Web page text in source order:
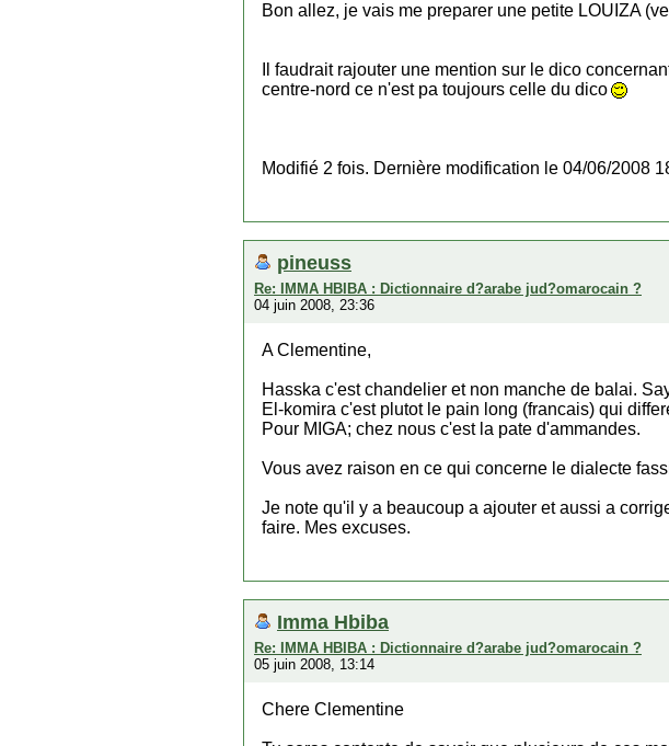
Bon allez, je vais me preparer une petite LOUIZA
Il faudrait rajouter une mention sur le dico
centre-nord ce n'est pa toujours celle du dico
Modifié 2 fois. Dernière modification le 04/06/2008
pineuss
Re: IMMA HBIBA : Dictionnaire d?arabe jud?omarocain ?
04 juin 2008, 23:36
A Clementine,
Hasska c'est chandelier et non manche de balai.
El-komira c'est plutot le pain long (francais) qui
Pour MIGA; chez nous c'est la pate d'ammandes.
Vous avez raison en ce qui concerne le dialecte
Je note qu'il y a beaucoup a ajouter et aussi a
faire. Mes excuses.
Imma Hbiba
Re: IMMA HBIBA : Dictionnaire d?arabe jud?omarocain ?
05 juin 2008, 13:14
Chere Clementine